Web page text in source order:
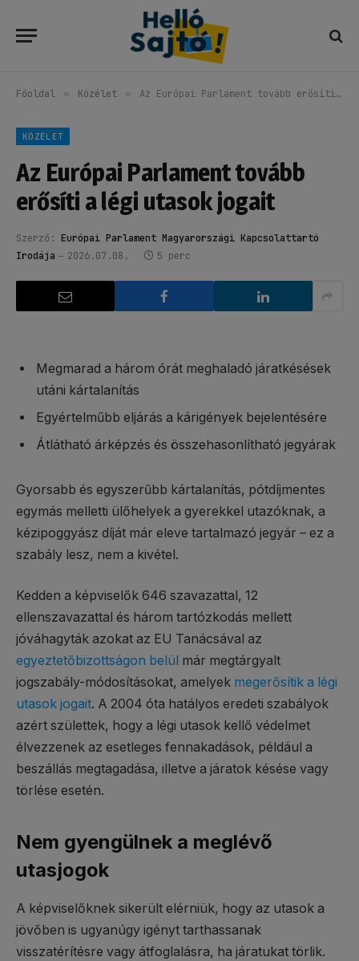
Főoldal » Közélet » Az Európai Parlament tovább erősíti a légi utasok jogait
KÖZÉLET
Az Európai Parlament tovább
erősíti a légi utasok jogait
Szerző: Európai Parlament Magyarországi Kapcsolattartó
Irodája
2026.07.08. 5 perc
Megmarad a három órát meghaladó járatkésések
utáni kártalanítás
Egyértelműbb eljárás a kárigények bejelentésére
Átlátható árképzés és összehasonlítható jegyárak
Gyorsabb és egyszerűbb kártalanítás, pótdíjmentes
egymás melletti ülőhelyek a gyerekkel utazóknak, a
kézipoggyász díját már eleve tartalmazó jegyár – ez a
szabály lesz, nem a kivétel.
Kedden a képviselők 646 szavazattal, 12
ellenszavazattal és három tartózkodás mellett
jóváhagyták azokat az EU Tanácsával az
egyeztetőbizottságon belül már megtárgyalt
jogszabály-módosításokat, amelyek megerősítik a légi
utasok jogait. A 2004 óta hatályos eredeti szabályok
azért születtek, hogy a légi utasok kellő védelmet
élvezzenek az esetleges fennakadások, például a
beszállás megtagadása, illetve a járatok késése vagy
törlése esetén.
Nem gyengülnek a meglévő
utasjogok
A képviselőknek sikerült elérniük, hogy az utasok a
jövőben is ugyanúgy igényt tarthassanak
visszatérítésre vagy átfoglalásra, ha járatukat törlik.